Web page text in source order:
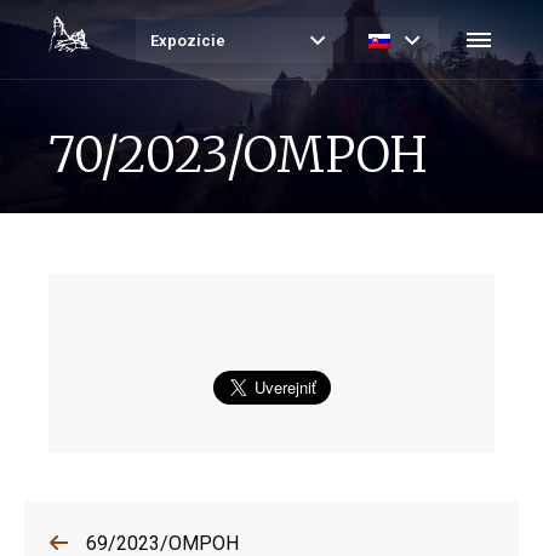
Expozície
70/2023/OMPOH
69/2023/OMPOH